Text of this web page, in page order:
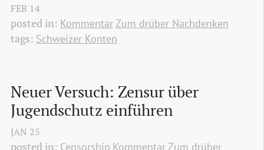
FEB 14
posted in: KommentarZum drüber Nachdenken
tags: Schweizer Konten
Neuer Versuch: Zensur über
Jugendschutz einführen
JAN 25
posted in: Censorship KommentarZum drüber